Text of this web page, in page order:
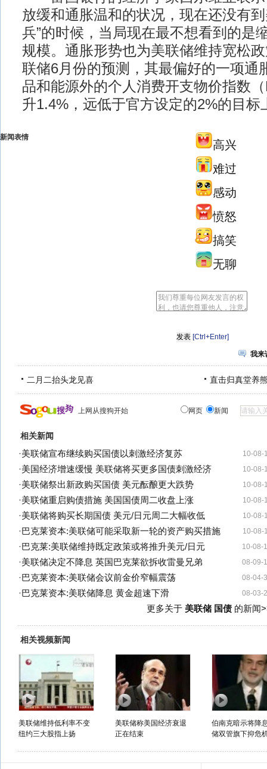
放缓和通胀温和的状况，现在还没有
兵”的时候，当局现在最不想看到的是
规模。通胀形势也为美联储维持宽松
联储6月份的预测，其最偏好的一项
品和能源外的个人消费开支物价指数
升1.4%，远低于官方设定的2%的目标
新闻表情
高兴
难过
感动
愤怒
搞笑
无聊
[Ctrl+Enter]
我来
二月二抬头龙见喜 直击归真堂养
上网从搜狗开始 网页 新闻
相关新闻
10-08-
·美联储宣布继续购买国债以刺激经济复苏
10-08-
·美国经济增速缓慢 美联储将买更多国债刺激经济
10-08-
·美联储祭出新政购买国债 美元酝酿更大跌势
10-08-
·美联储重启购债措施 美国国债周二收盘上涨
10-08-
·美联储将购买长期国债 美元/日元周二大幅收低
10-08-
·巴克莱资本:美联储可能采取新一轮的资产购买措施
10-08-
·巴克莱:美联储维持既定政策或将推升美元/日元
08-09-
·美联储决定不降息 英国巴克莱欲拆收雷曼兄弟
08-04-
·巴克莱资本:美联储会议前金价窄幅震荡
08-03-
·巴克莱资本:美联储降息 黄金超速下滑
更多关于 美联储 国债的新闻
相关视频新闻
美联储维持低利率不变
纽约三大股指上扬
美联储称美国经济衰退
正在结束
伯南克暗示将降
储双管旗下抑危